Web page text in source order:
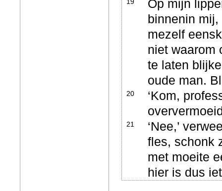
19
Op mijn
binnenin
mezelf
niet waarom
te laten
oude man.
20
‘Kom,
21
‘Nee,’
fles, schonk
met moeite
hier is dus